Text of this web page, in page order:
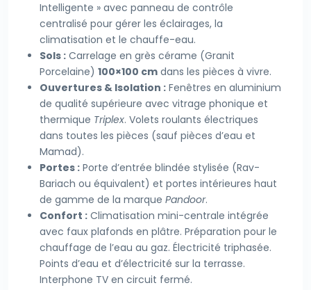
Intelligente » avec panneau de contrôle
centralisé pour gérer les éclairages, la
climatisation et le chauffe-eau.
Sols : Carrelage en grès cérame (Granit
Porcelaine) 100×100 cm dans les pièces à vivre.
Ouvertures & Isolation : Fenêtres en aluminium
de qualité supérieure avec vitrage phonique et
thermique Triplex. Volets roulants électriques
dans toutes les pièces (sauf pièces d’eau et
Mamad).
Portes : Porte d’entrée blindée stylisée (Rav-
Bariach ou équivalent) et portes intérieures haut
de gamme de la marque Pandoor.
Confort : Climatisation mini-centrale intégrée
avec faux plafonds en plâtre. Préparation pour le
chauffage de l’eau au gaz. Électricité triphasée.
Points d’eau et d’électricité sur la terrasse.
Interphone TV en circuit fermé.